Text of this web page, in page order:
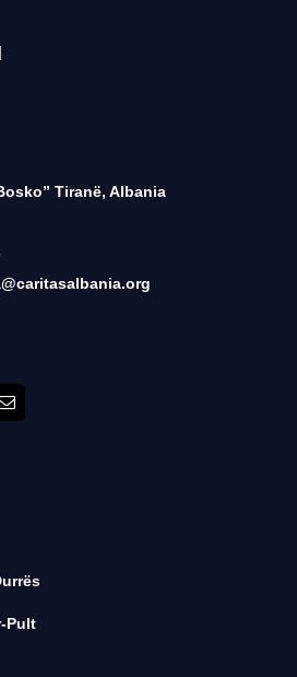
Tiranë, Albania
Pult